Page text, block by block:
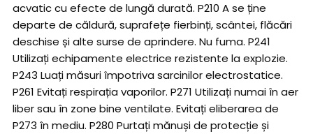
acvatic cu efecte de lungă durată. P210 A se ține
departe de căldură, suprafețe fierbinți, scântei, flăcări
deschise și alte surse de aprindere. Nu fuma. P241
Utilizați echipamente electrice rezistente la explozie.
P243 Luați măsuri împotriva sarcinilor electrostatice.
P261 Evitați respirația vaporilor. P271 Utilizați numai în aer
liber sau în zone bine ventilate. Evitați eliberarea de
P273 în mediu. P280 Purtați mănuși de protecție și